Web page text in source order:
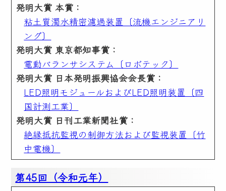
発明大賞 本賞：
粘土質濁水精密濾過装置〔流機エンジニアリ
ング〕
発明大賞 東京都知事賞：
電動バランサシステム〔ロボテック〕
発明大賞 日本発明振興協会会長賞：
LED照明モジュールおよびLED照明装置〔四
国計測工業〕
発明大賞 日刊工業新聞社賞：
絶縁抵抗監視の制御方法および監視装置〔竹
中電機〕
第45回（令和元年）